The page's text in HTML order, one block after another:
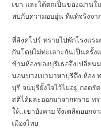
เขา และได้ตกเป็นของฌาน
พบกับความอบอุ่น ที่แท้จริงจา
ที่สิงคโปร์ ทรายไปพักโรงแร
กันโดยไม่ทะเลาะกันเป็นครั้ง
ข้ามห้องของบุรีเธอจึงเปลี่ย
นอนบางเบามาหาบุรีถึง ห้อง
บุรี จนบุรียั้งใจไว้ไม่อยู่ กอดรั
สติได้ผละออกมาจากทราย ท
ให้..เขายังคาย จึงเตลิดออกจ
เมืองไทย